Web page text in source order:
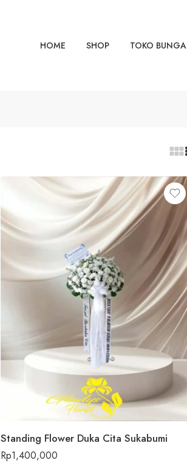
HOME SHOP TOKO BUNGA
Standing Flower Duka Cita Sukabumi
Rp1,400,000